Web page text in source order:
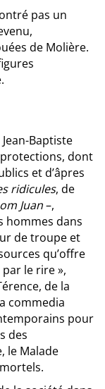
pas un
de Molière.
Baptiste
dont
et d’âpres
ridicules, de
Juan–,
hommes dans
de troupe et
qu’offre
le rire »,
de la
commedia
pour
des
le Malade